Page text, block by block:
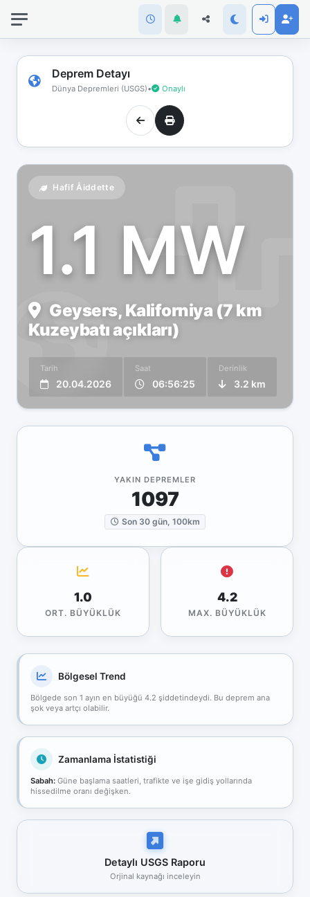
Deprem Detayı
Dünya Depremleri (USGS)• Onaylı
Hafif Åiddette
1.1 MW
Geysers, Kaliforniya (7 km
Kuzeybatı açıkları)
Tarih
20.04.2026
Saat
06:56:25
Derinlik
3.2 km
YAKIN DEPREMLER
1097
Son 30 gün, 100km
1.0
ORT. BÜYÜKLÜK
4.2
MAX. BÜYÜKLÜK
Bölgesel Trend
Bölgede son 1 ayın en büyüğü 4.2 şiddetindeydi. Bu deprem ana
şok veya artçı olabilir.
Zamanlama İstatistiği
Sabah: Güne başlama saatleri, trafikte ve işe gidiş yollarında
hissedilme oranı değişken.
Detaylı USGS Raporu
Orjinal kaynağı inceleyin
bağlantınız
koptu!
Çevrimdışı
moddasınız.